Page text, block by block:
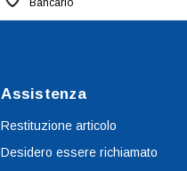
Bancario
Assistenza
Restituzione articolo
Desidero essere richiamato